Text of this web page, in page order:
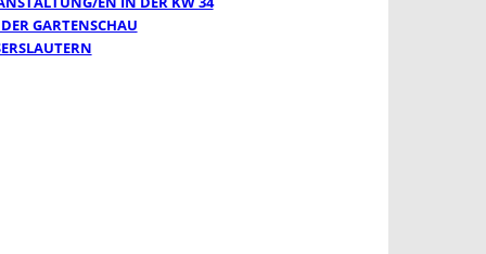
GARTENSCHAU